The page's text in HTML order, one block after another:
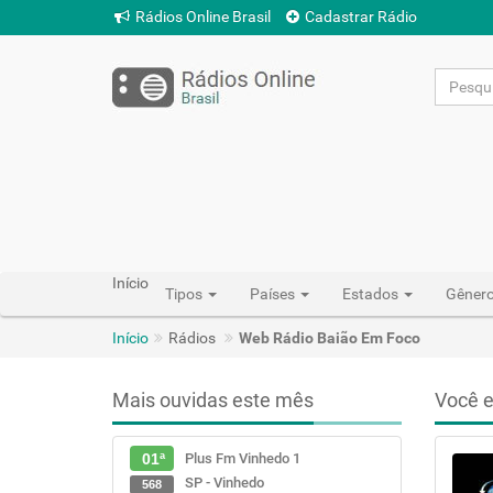
Rádios Online Brasil Cadastrar Rádio
Início
Tipos Países Estados
Início Rádios Web Rádio Baião Em Foco
Mais ouvidas este mês
01ª
Plus Fm Vinhedo 1
SP - Vinhedo
568
Você